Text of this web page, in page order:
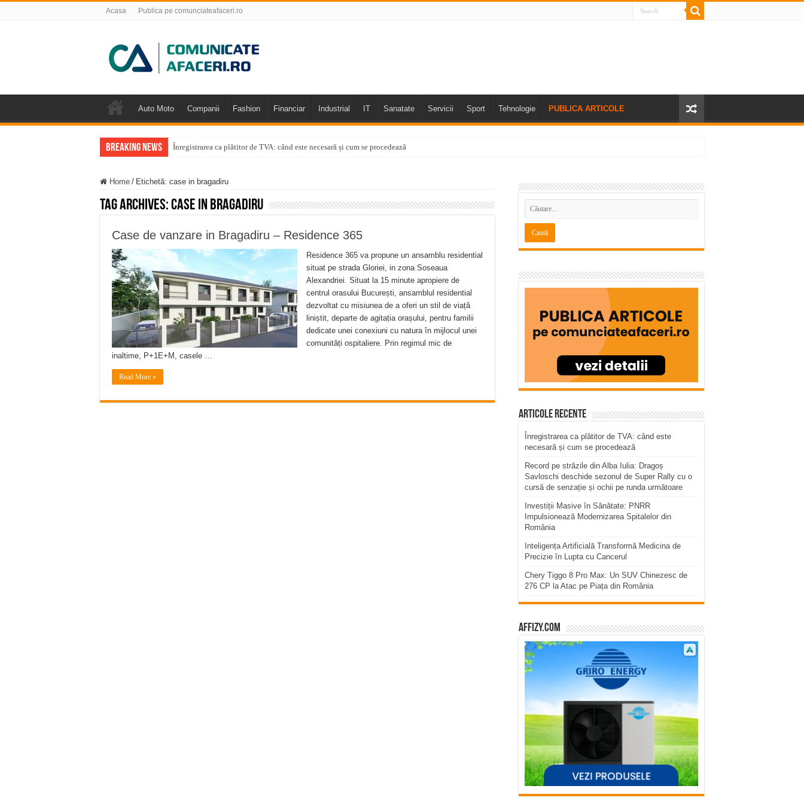
Acasa Publica pe comunciateafaceri.ro
Auto Moto Companii Fashion Financiar Industrial IT Sanatate Servicii Sport Tehnologie PUBLICA ARTICOLE
Breaking News Înregistrarea ca plătitor de TVA: când este necesară și cum se procedează
Home / Etichetă: case in bragadiru
Tag Archives:case in bragadiru
Case de vanzare in Bragadiru – Residence 365
Residence 365 va propune un ansamblu residential
situat pe strada Gloriei, in zona Soseaua
Alexandriei. Situat la 15 minute apropiere de
centrul orasului București, ansamblul residential
dezvoltat cu misiunea de a oferi un stil de viață
liniștit, departe de agitația orașului, pentru familii
dedicate unei conexiuni cu natura în mijlocul unei
comunități ospitaliere. Prin regimul mic de
inaltime, P+1E+M, casele …
Read More »
Articole recente
Înregistrarea ca plătitor de TVA: când este
necesară și cum se procedează
Record pe străzile din Alba Iulia: Dragoș
Savloschi deschide sezonul de Super Rally cu o
cursă de senzație și ochii pe runda următoare
Investiții Masive în Sănătate: PNRR
Impulsionează Modernizarea Spitalelor din
România
Inteligența Artificială Transformă Medicina de
Precizie în Lupta cu Cancerul
Chery Tiggo 8 Pro Max: Un SUV Chinezesc de
276 CP la Atac pe Piața din România
affizy.com